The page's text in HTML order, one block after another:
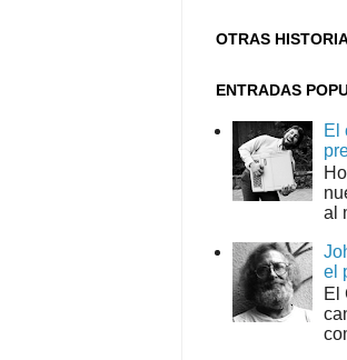
OTRAS
ENTRADAS
El
al
el
El